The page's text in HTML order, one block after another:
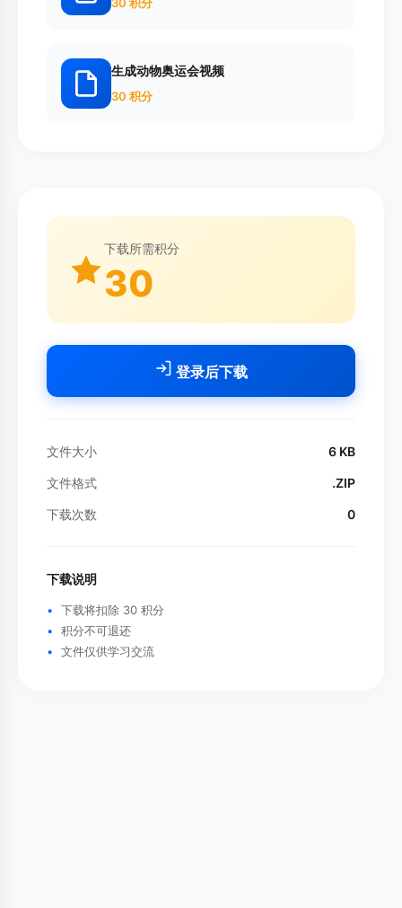
生成动物奥运会视频
30 积分
下载所需积分
30
登录后下载
文件大小 6 KB
文件格式 .ZIP
下载次数 0
下载说明
下载将扣除 30 积分
积分不可退还
文件仅供学习交流